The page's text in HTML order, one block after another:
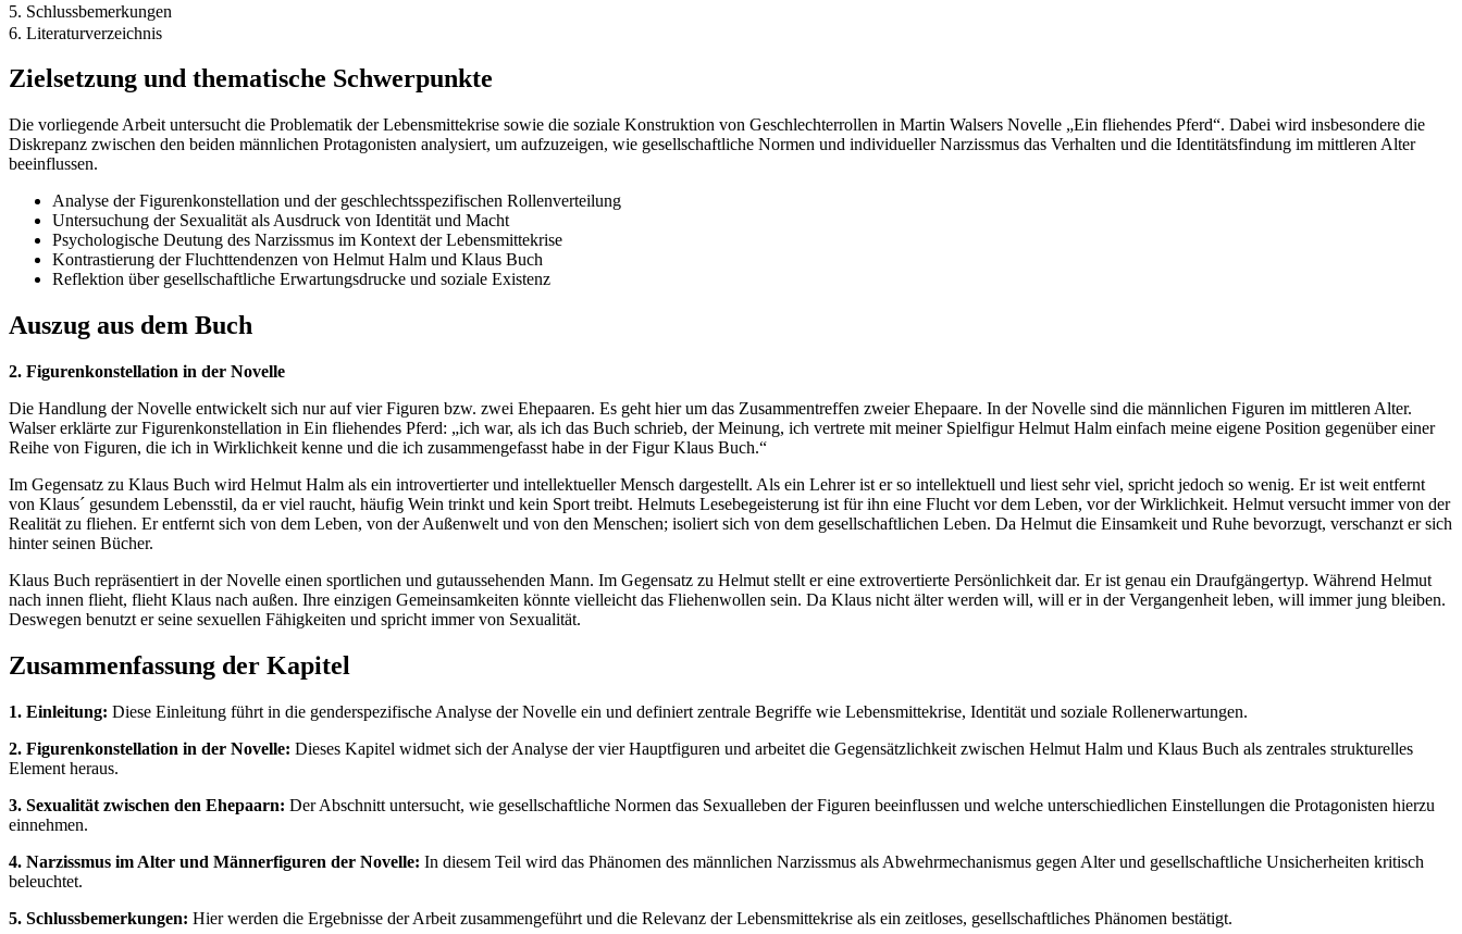
5. Schlussbemerkungen
6. Literaturverzeichnis
Zielsetzung und thematische Schwerpunkte
Die vorliegende Arbeit untersucht die Problematik der Lebensmittekrise sowie die soziale Konstruktion von Geschlechterrollen in Martin Walsers Novelle „Ein fliehendes Pferd“. Dabei wird insbesondere die
Diskrepanz zwischen den beiden männlichen Protagonisten analysiert, um aufzuzeigen, wie gesellschaftliche Normen und individueller Narzissmus das Verhalten und die Identitätsfindung im mittleren Alter
beeinflussen.
Analyse der Figurenkonstellation und der geschlechtsspezifischen Rollenverteilung
Untersuchung der Sexualität als Ausdruck von Identität und Macht
Psychologische Deutung des Narzissmus im Kontext der Lebensmittekrise
Kontrastierung der Fluchttendenzen von Helmut Halm und Klaus Buch
Reflektion über gesellschaftliche Erwartungsdrucke und soziale Existenz
Auszug aus dem Buch
2. Figurenkonstellation in der Novelle
Die Handlung der Novelle entwickelt sich nur auf vier Figuren bzw. zwei Ehepaaren. Es geht hier um das Zusammentreffen zweier Ehepaare. In der Novelle sind die männlichen Figuren im mittleren Alter.
Walser erklärte zur Figurenkonstellation in Ein fliehendes Pferd: „ich war, als ich das Buch schrieb, der Meinung, ich vertrete mit meiner Spielfigur Helmut Halm einfach meine eigene Position gegenüber einer
Reihe von Figuren, die ich in Wirklichkeit kenne und die ich zusammengefasst habe in der Figur Klaus Buch.“
Im Gegensatz zu Klaus Buch wird Helmut Halm als ein introvertierter und intellektueller Mensch dargestellt. Als ein Lehrer ist er so intellektuell und liest sehr viel, spricht jedoch so wenig. Er ist weit entfernt
von Klaus´ gesundem Lebensstil, da er viel raucht, häufig Wein trinkt und kein Sport treibt. Helmuts Lesebegeisterung ist für ihn eine Flucht vor dem Leben, vor der Wirklichkeit. Helmut versucht immer von der
Realität zu fliehen. Er entfernt sich von dem Leben, von der Außenwelt und von den Menschen; isoliert sich von dem gesellschaftlichen Leben. Da Helmut die Einsamkeit und Ruhe bevorzugt, verschanzt er sich
hinter seinen Bücher.
Klaus Buch repräsentiert in der Novelle einen sportlichen und gutaussehenden Mann. Im Gegensatz zu Helmut stellt er eine extrovertierte Persönlichkeit dar. Er ist genau ein Draufgängertyp. Während Helmut
nach innen flieht, flieht Klaus nach außen. Ihre einzigen Gemeinsamkeiten könnte vielleicht das Fliehenwollen sein. Da Klaus nicht älter werden will, will er in der Vergangenheit leben, will immer jung bleiben.
Deswegen benutzt er seine sexuellen Fähigkeiten und spricht immer von Sexualität.
Zusammenfassung der Kapitel
1. Einleitung: Diese Einleitung führt in die genderspezifische Analyse der Novelle ein und definiert zentrale Begriffe wie Lebensmittekrise, Identität und soziale Rollenerwartungen.
2. Figurenkonstellation in der Novelle: Dieses Kapitel widmet sich der Analyse der vier Hauptfiguren und arbeitet die Gegensätzlichkeit zwischen Helmut Halm und Klaus Buch als zentrales strukturelles
Element heraus.
3. Sexualität zwischen den Ehepaarn: Der Abschnitt untersucht, wie gesellschaftliche Normen das Sexualleben der Figuren beeinflussen und welche unterschiedlichen Einstellungen die Protagonisten hierzu
einnehmen.
4. Narzissmus im Alter und Männerfiguren der Novelle: In diesem Teil wird das Phänomen des männlichen Narzissmus als Abwehrmechanismus gegen Alter und gesellschaftliche Unsicherheiten kritisch
beleuchtet.
5. Schlussbemerkungen: Hier werden die Ergebnisse der Arbeit zusammengeführt und die Relevanz der Lebensmittekrise als ein zeitloses, gesellschaftliches Phänomen bestätigt.